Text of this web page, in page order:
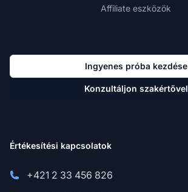
Affiliate eszközök
Ingyenes próba kezdése
Konzultáljon szakértővel
Értékesítési kapcsolatok
+421 2 33 456 826